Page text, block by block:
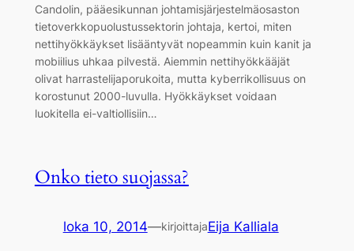
Candolin, pääesikunnan johtamisjärjestelmäosaston
tietoverkkopuolustussektorin johtaja, kertoi, miten
nettihyökkäykset lisääntyvät nopeammin kuin kanit ja
mobiilius uhkaa pilvestä. Aiemmin nettihyökkääjät
olivat harrastelijaporukoita, mutta kyberrikollisuus on
korostunut 2000-luvulla. Hyökkäykset voidaan
luokitella ei-valtiollisiin…
Onko tieto suojassa?
loka 10, 2014—kirjoittajaEija Kalliala